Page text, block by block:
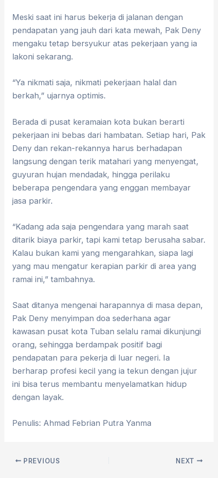
Meski saat ini harus bekerja di jalanan dengan
pendapatan yang jauh dari kata mewah, Pak Deny
mengaku tetap bersyukur atas pekerjaan yang ia
lakoni sekarang.
“Ya nikmati saja, nikmati pekerjaan halal dan
berkah,” ujarnya optimis.
Berada di pusat keramaian kota bukan berarti
pekerjaan ini bebas dari hambatan. Setiap hari, Pak
Deny dan rekan-rekannya harus berhadapan
langsung dengan terik matahari yang menyengat,
guyuran hujan mendadak, hingga perilaku
beberapa pengendara yang enggan membayar
jasa parkir.
“Kadang ada saja pengendara yang marah saat
ditarik biaya parkir, tapi kami tetap berusaha sabar.
Kalau bukan kami yang mengarahkan, siapa lagi
yang mau mengatur kerapian parkir di area yang
ramai ini,” tambahnya.
Saat ditanya mengenai harapannya di masa depan,
Pak Deny menyimpan doa sederhana agar
kawasan pusat kota Tuban selalu ramai dikunjungi
orang, sehingga berdampak positif bagi
pendapatan para pekerja di luar negeri. Ia
berharap profesi kecil yang ia tekun dengan jujur ​​
ini bisa terus membantu menyelamatkan hidup
dengan layak.
Penulis: Ahmad Febrian Putra Yanma
PREVIOUS NEXT